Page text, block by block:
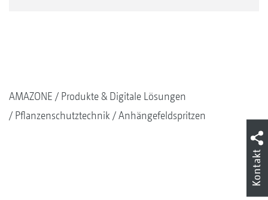
AMAZONE
Produkte & Digitale Lösungen
Pflanzenschutztechnik
Anhängefeldspritzen
Kontakt